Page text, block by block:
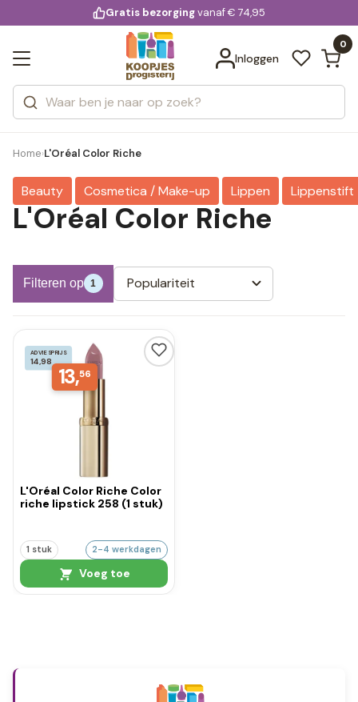
voor 20:00 uur besteld
Gratis bezorgingvanaf € 74,95
Inloggen
0
Zoeken
Categorieën
Merken
Bekijk alle resultaten
Home›L'Oréal Color Riche
Beauty Cosmetica / Make-up Lippen Lippenstift
L'Oréal Color Riche
Filteren op 1 Populariteit
ADVIESPRIJS
14,98
13,56
L'Oréal Color Riche Color
riche lipstick 258 (1 stuk)
1 stuk 2-4 werkdagen
Voeg toe